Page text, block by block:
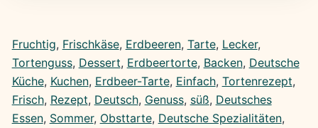
Fruchtig, Frischkäse, Erdbeeren, Tarte, Lecker
Tortenguss, Dessert, Erdbeertorte, Backen, Deutsche
Küche, Kuchen, Erdbeer-Tarte, Einfach, Tortenrezept
Frisch, Rezept, Deutsch, Genuss, süß, Deutsches
Essen, Sommer, Obsttarte, Deutsche Spezialitäten